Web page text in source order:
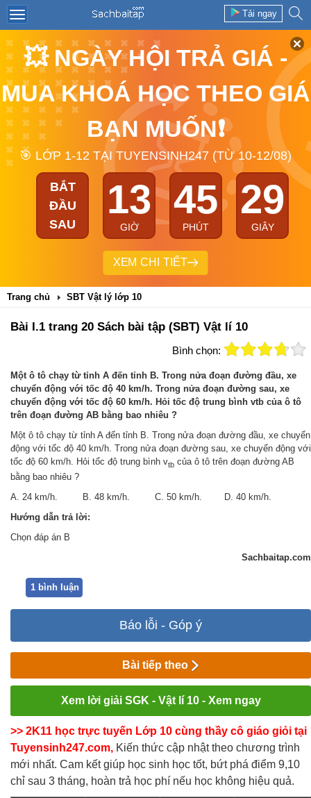
Tải ngay
💥 NGÀY HỘI TRẢ GIÁ -
MUA KHOÁ HỌC THEO GIÁ
BẠN MUỐN❗
🎯 LỚP 1-12 TẠI TUYENSINH247 (TỪ 10-12/08)
BẮT
ĐẦU
SAU
13
GIỜ
45
PHÚT
28
GIÂY
XEM CHI TIẾT
Trang chủ SBT Vật lý lớp 10
Bài I.1 trang 20 Sách bài tập (SBT) Vật lí 10
Bình chọn:
Một ô tô chạy từ tỉnh A đến tỉnh B. Trong nửa đoạn đường đầu, xe
chuyển động với tốc độ 40 km/h. Trong nửa đoạn đường sau, xe
chuyển động với tốc độ 60 km/h. Hỏi tốc độ trung bình vtb của ô tô
trên đoạn đường AB bằng bao nhiêu ?
Một ô tô chạy từ tỉnh A đến tỉnh B. Trong nửa đoạn đường đầu, xe chuyển
động với tốc độ 40 km/h. Trong nửa đoạn đường sau, xe chuyển động với
tốc độ 60 km/h. Hỏi tốc độ trung bình vtb của ô tô trên đoạn đường AB
bằng bao nhiêu ?
A. 24 km/h. B. 48 km/h. C. 50 km/h. D. 40 km/h.
Hướng dẫn trả lời:
Chọn đáp án B
Sachbaitap.com
1 bình luận
Báo lỗi - Góp ý
Bài tiếp theo
Xem lời giải SGK - Vật lí 10 - Xem ngay
>> 2K11 học trực tuyến Lớp 10 cùng thầy cô giáo giỏi tại
Tuyensinh247.com, Kiến thức cập nhật theo chương trình
mới nhất. Cam kết giúp học sinh học tốt, bứt phá điểm 9,10
chỉ sau 3 tháng, hoàn trả học phí nếu học không hiệu quả.